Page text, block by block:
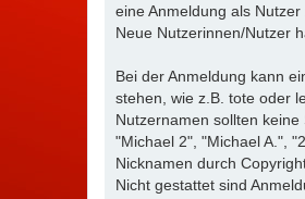
eine Anmeldung als
Neue Nutzerinnen/Nutzer
Bei der Anmeldung kann
stehen, wie z.B. tote oder
Nutzernamen sollten
"Michael 2", "Michael A.",
Nicknamen durch
Nicht gestattet sind